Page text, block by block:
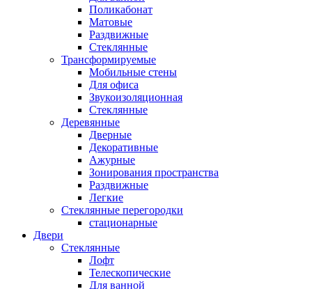
Поликабонат
Матовые
Раздвижные
Стеклянные
Трансформируемые
Мобильные стены
Для офиса
Звукоизоляционная
Стеклянные
Деревянные
Дверные
Декоративные
Ажурные
Зонирования пространства
Раздвижные
Легкие
Стеклянные перегородки
стационарные
Двери
Стеклянные
Лофт
Телескопические
Для ванной